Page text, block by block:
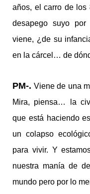
años, el carro de
desapego suyo
viene, ¿de su
en la cárcel… de
PM-. Viene de una
Mira, piensa… la
que está haciendo
un colapso
para vivir. Y
nuestra manía de
mundo pero por lo